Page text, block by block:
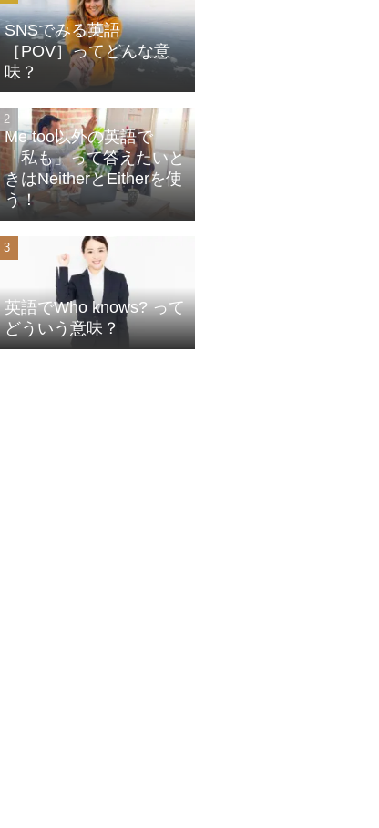
SNSでみる英語
［POV］ってどんな意
味？
Me too以外の英語で
「私も」って答えたいと
きはNeitherとEitherを使
う！
英語でWho knows? って
どういう意味？